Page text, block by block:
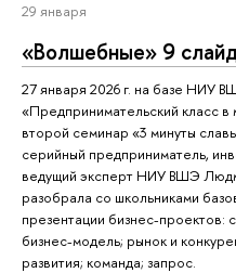
29 января
«Волшебные» 9
27 января 2026 г. на базе НИУ
«Предпринимательский класс
второй семинар «3 минуты
серийный предприниматель,
ведущий эксперт НИУ ВШЭ
разобрала со школьниками
презентации бизнес-проектов:
бизнес-модель; рынок и
развития; команда; запрос.